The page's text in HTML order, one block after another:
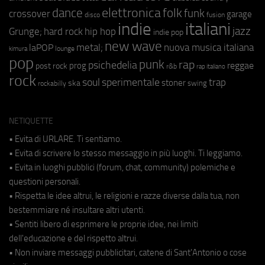
crossover dance disco elettronicafolkfunk fusion garage
Grunge; hard rock hip hop indie indie pop italiani jazz
kimura laPOP lounge metal; new wave nuova musica italiana
pop post rock prog psichedeliapunk r&b rap rap italiano reggae
rock rockabilly ska soul sperimentale stoner swing trap
NETIQUETTE
• Evita di URLARE. Ti sentiamo.
• Evita di scrivere lo stesso messaggio in più luoghi. Ti leggiamo.
• Evita in luoghi pubblici (forum, chat, community) polemiche e
questioni personali.
• Rispetta le idee altrui, le religioni e razze diverse dalla tua, non
bestemmiare né insultare altri utenti.
• Sentiti libero di esprimere le proprie idee, nei limiti
dell'educazione e del rispetto altrui.
• Non inviare messaggi pubblicitari, catene di Sant'Antonio o cose